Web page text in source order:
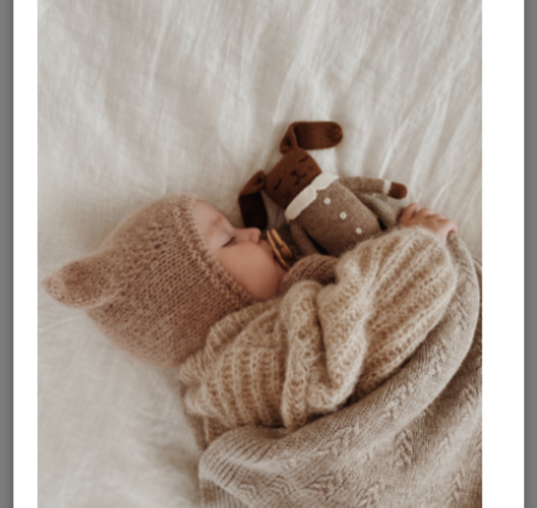
Nová holandská značka v našej ponuke
ROUTE B!
podpisom. Medzi najobľúbenejšie kúsky patria ručne
vyrábané sponky do vlasov, ktoré očaria originálnym
dizajnom, jemnými trblietkami, pastelovými farbami a
hravými detailmi. Aj ten najjednoduchší účes sa s nimi
premení na malé umelecké dielo a vykúzli úsmev na
tvári každej malej parádnice.
Luciole et Petit Pois kladie dôraz na kvalitu, každá
sponka je starostlivo ušitá, aby vlásky pevne a
spoľahlivo držala. Sponky im vyrábajú talentované
krajčírky vo Vietname, s ktorými značka spolupracuje
od úplných začiatkov.
Dodatočné parametre
Doplnky a hračky